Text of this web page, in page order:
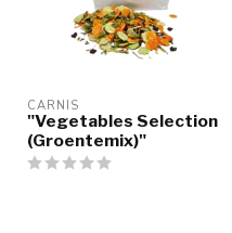
CARNIS
"Vegetables Selection
(Groentemix)"